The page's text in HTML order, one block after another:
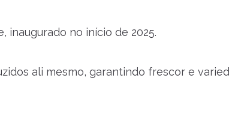
inaugurado no início de 2025.
ali mesmo, garantindo frescor e